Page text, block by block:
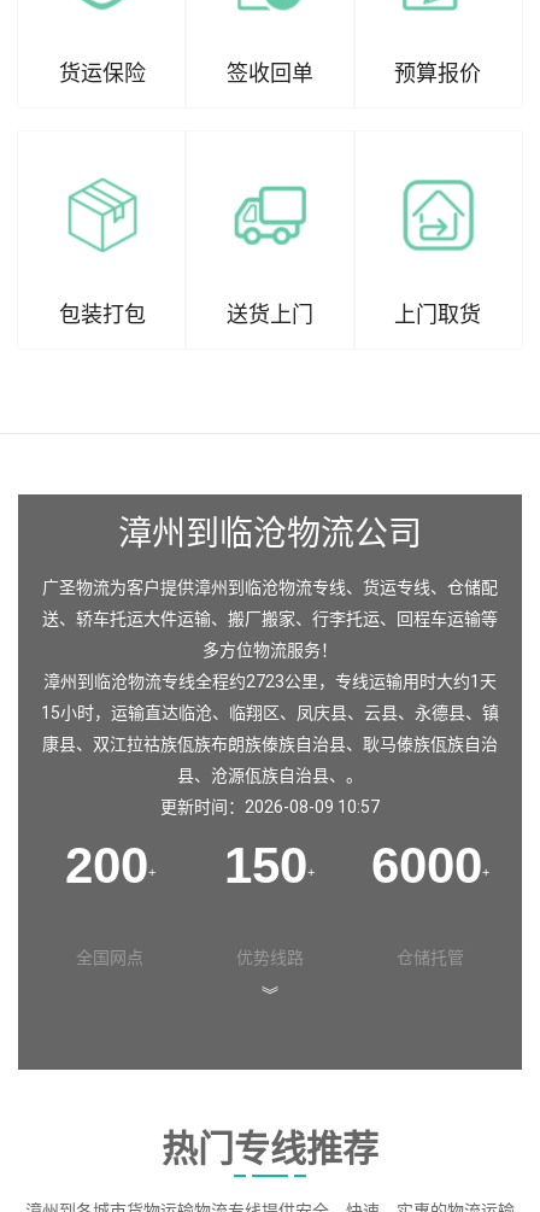
货运保险 签收回单 预算报价
包装打包 送货上门 上门取货
漳州到临沧物流公司
广圣物流为客户提供漳州到临沧物流专线、货运专线、仓储配
送、轿车托运大件运输、搬厂搬家、行李托运、回程车运输等
多方位物流服务！
漳州到临沧物流专线全程约2723公里，专线运输用时大约1天
15小时，运输直达临沧、 临翔区、 凤庆县、 云县、 永德县、 镇
康县、 双江拉祜族佤族布朗族傣族自治县、 耿马傣族佤族自治
县、 沧源佤族自治县、。
更新时间：2026-08-09 10:57
200+
全国网点
150+
优势线路
6000+
仓储托管
︾
热门专线推荐